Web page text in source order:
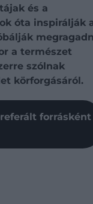
és a
óta inspirálják
a természet
szólnak
körforgásáról.
forrásként